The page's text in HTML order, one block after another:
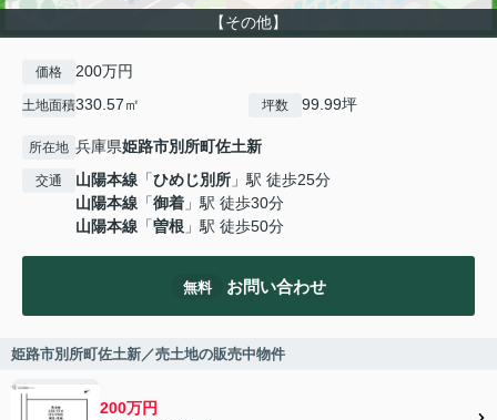
【その他】
価格 200万円
土地面積330.57㎡ 坪数 99.99坪
所在地 兵庫県姫路市別所町佐土新
交通 山陽本線 「ひめじ別所 」駅 徒歩25分
山陽本線 「御着 」駅 徒歩30分
山陽本線 「曽根 」駅 徒歩50分
無料 お問い合わせ
姫路市別所町佐土新／売土地の販売中物件
200万円